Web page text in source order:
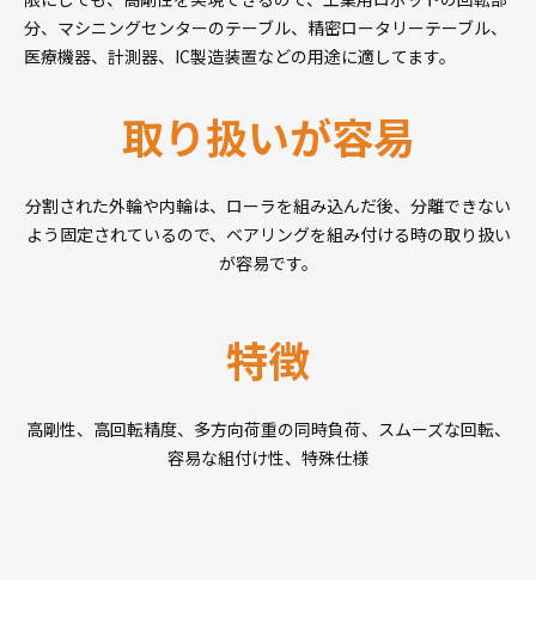
分、マシニングセンターのテーブル、精密ロータリーテーブル、
医療機器、計測器、IC製造装置などの用途に適してます。
取り扱いが容易
分割された外輪や内輪は、ローラを組み込んだ後、分離できない
よう固定されているので、ベアリングを組み付ける時の取り扱い
が容易です。
特徴
高剛性、高回転精度、多方向荷重の同時負荷、スムーズな回転、
容易な組付け性、特殊仕様